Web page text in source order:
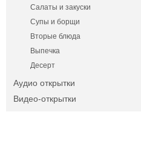
Салаты и закуски
Супы и борщи
Вторые блюда
Выпечка
Десерт
Аудио открытки
Видео-открытки